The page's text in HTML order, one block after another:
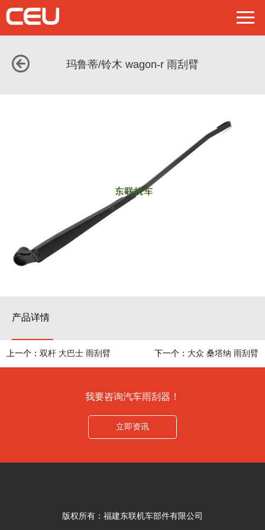
玛鲁蒂/铃木 wagon-r 雨刮臂
产品详情
上一个：双杆 大巴士 雨刮臂 下一个： 大众 桑塔纳 雨刮臂
我要咨询汽车雨刮器！
立即资讯
版权所有：福建东联机车部件有限公司